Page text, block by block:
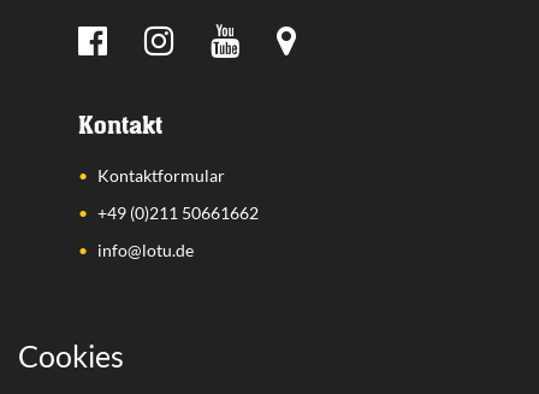
Kontakt
Kontaktformular
+49 (0)211 50661662
info@lotu.de
Wichtige Links
Cookies